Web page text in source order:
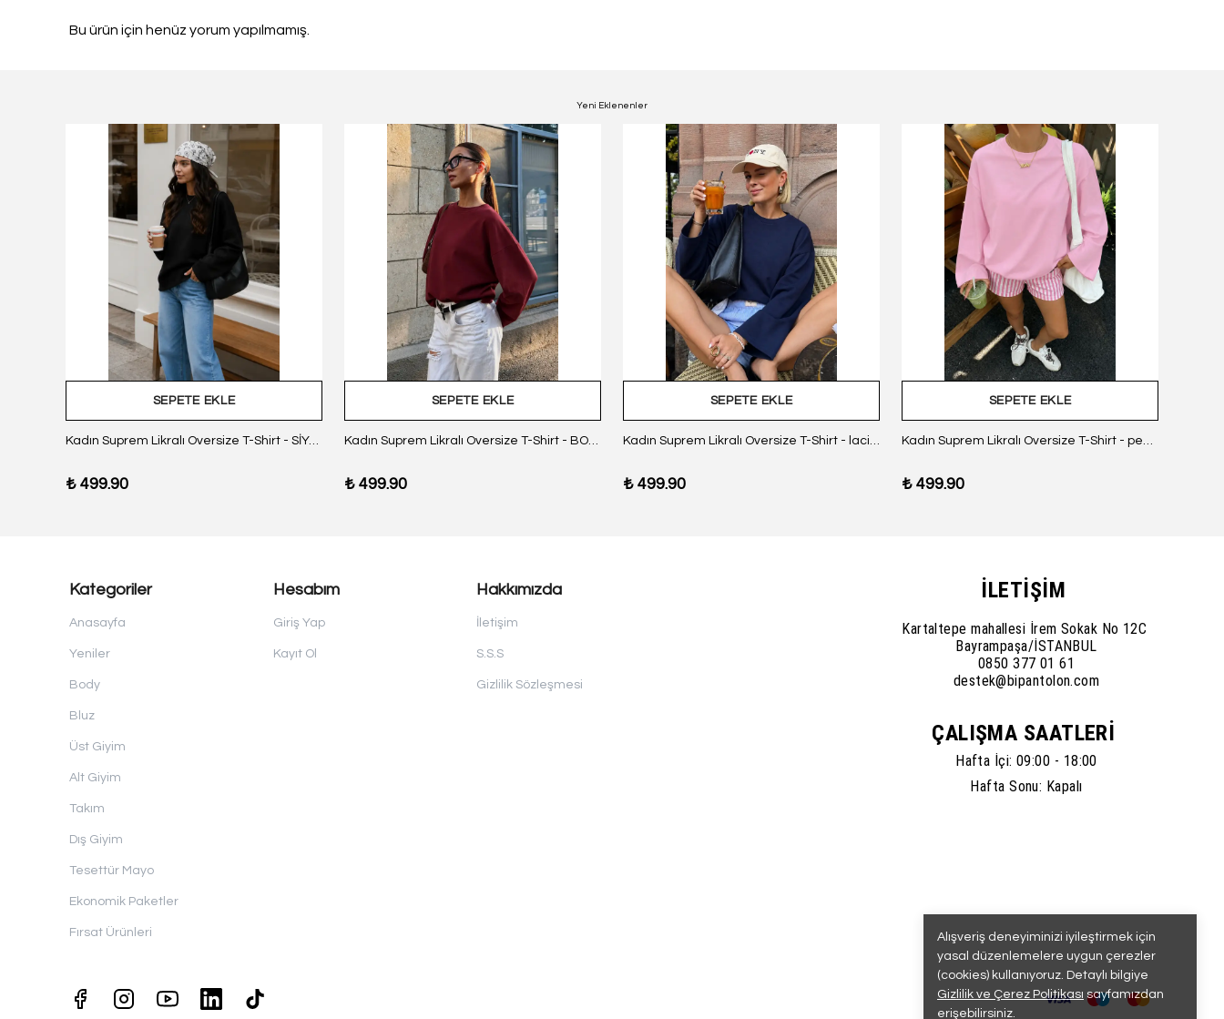
Alışveriş deneyiminizi iyileştirmek için
yasal düzenlemelere uygun çerezler
(cookies) kullanıyoruz. Detaylı bilgiye
Gizlilik ve Çerez Politikası sayfamızdan
erişebilirsiniz.
Bu ürün için henüz yorum yapılmamış.
Yeni Eklenenler
SEPETE EKLE
Kadın Suprem Likralı Oversize T-Shirt - SİYAH
₺ 499.90
SEPETE EKLE
Kadın Suprem Likralı Oversize T-Shirt - BORDO
₺ 499.90
SEPETE EKLE
Kadın Suprem Likralı Oversize T-Shirt - lacivert
₺ 499.90
SEPETE EKLE
Kadın Suprem Likralı Oversize T-Shirt - pembe
₺ 499.90
Kategoriler
Anasayfa
Yeniler
Body
Bluz
Üst Giyim
Alt Giyim
Takım
Dış Giyim
Tesettür Mayo
Ekonomik Paketler
Fırsat Ürünleri
Hesabım
Giriş Yap
Kayıt Ol
Hakkımızda
İletişim
S.S.S
Gizlilik Sözleşmesi
İLETİŞİM
Kartaltepe mahallesi İrem Sokak No 12C
Bayrampaşa/İSTANBUL
0850 377 01 61
destek@bipantolon.com
ÇALIŞMA SAATLERİ
Hafta İçi: 09:00 - 18:00
Hafta Sonu: Kapalı